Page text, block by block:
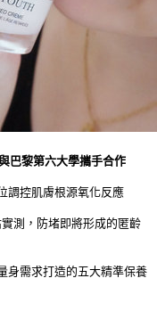
巴黎第六大學攜手合作
調控肌膚根源氧化反應
測，防堵即將形成的匿齡
身需求打造的五大精準保養